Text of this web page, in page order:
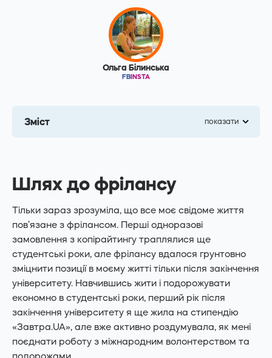
Ольга Білинська
FB INSTA
Зміст показати
Шлях до фрілансу
Тільки зараз зрозуміла, що все моє свідоме життя
пов’язане з фрілансом. Перші одноразові
замовлення з копірайтингу траплялися ще
студентські роки, але фрілансу вдалося грунтовно
зміцнити позиції в моєму житті тільки після закінчення
університету. Навчившись жити і подорожувати
економно в студентські роки, перший рік після
закінчення університету я ще жила на стипендію
«Завтра.UA», але вже активно роздумувала, як мені
поєднати роботу з міжнародним волонтерством та
подорожами.